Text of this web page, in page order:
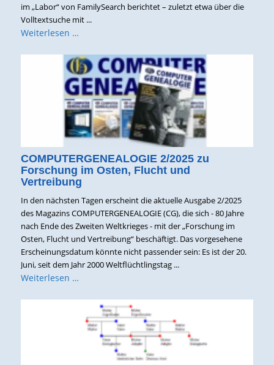
im „Labor“ von FamilySearch berichtet – zuletzt etwa über die
Volltextsuche mit ...
Weiterlesen …
COMPUTERGENEALOGIE 2/2025 zu
Forschung im Osten, Flucht und
Vertreibung
In den nächsten Tagen erscheint die aktuelle Ausgabe 2/2025
des Magazins COMPUTERGENEALOGIE (CG), die sich - 80 Jahre
nach Ende des Zweiten Weltkrieges - mit der „Forschung im
Osten, Flucht und Vertreibung“ beschäftigt. Das vorgesehene
Erscheinungsdatum könnte nicht passender sein: Es ist der 20.
Juni, seit dem Jahr 2000 Weltflüchtlingstag ...
Weiterlesen …